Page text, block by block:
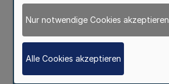
ab dem 1.
2018
Höhe
Nur notwendige Cookies akzeptieren
Alle Cookies akzeptieren